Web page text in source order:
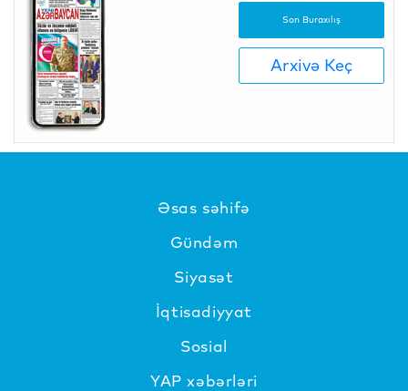
Son Buraxılış
Arxivə Keç
Əsas səhifə
Gündəm
Siyasət
İqtisadiyyat
Sosial
YAP xəbərləri